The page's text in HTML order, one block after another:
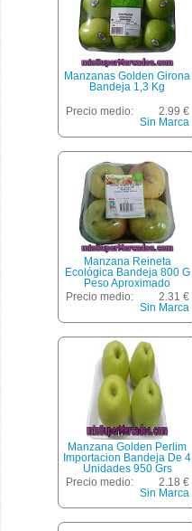
Manzanas Golden Girona
Bandeja 1,3 Kg
Precio medio:
2.99 €
Sin Marca
Manzana Reineta
Ecológica Bandeja 800 G
Peso Aproximado
Precio medio:
2.31 €
Sin Marca
Manzana Golden Perlim
Importacion Bandeja De 4
Unidades 950 Grs
Precio medio:
2.18 €
Sin Marca